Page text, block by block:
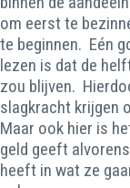
om eerst te
te beginnen. Eén
lezen is dat de
zou blijven.
slagkracht krijgen
Maar ook hier is
geld geeft
heeft in wat ze